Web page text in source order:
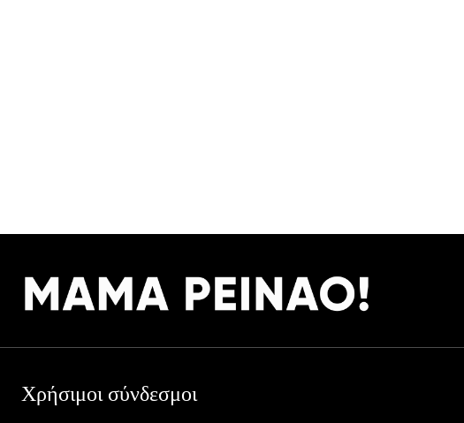
Χρήσιμοι σύνδεσμοι